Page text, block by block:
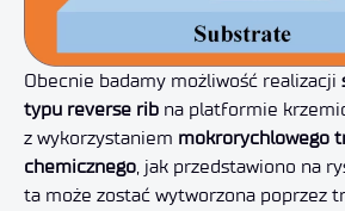
Obecnie badamy możliwość realizacji
typu reverse rib na platformie
z wykorzystaniem mokrorychlowego
chemicznego, jak przedstawiono na
ta może zostać wytworzona poprzez